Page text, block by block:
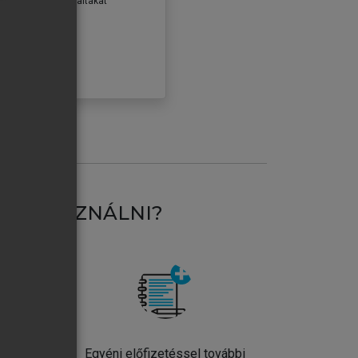
HASZNÁLNI?
Egyéni előfizetéssel további